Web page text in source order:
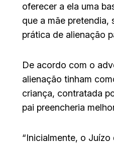
oferecer a ela uma
que a mãe
prática de alienação
De acordo com o
alienação tinham
criança, contratada
pai preencheria
“Inicialmente, o